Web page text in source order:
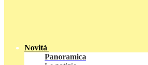
Novità
Panoramica